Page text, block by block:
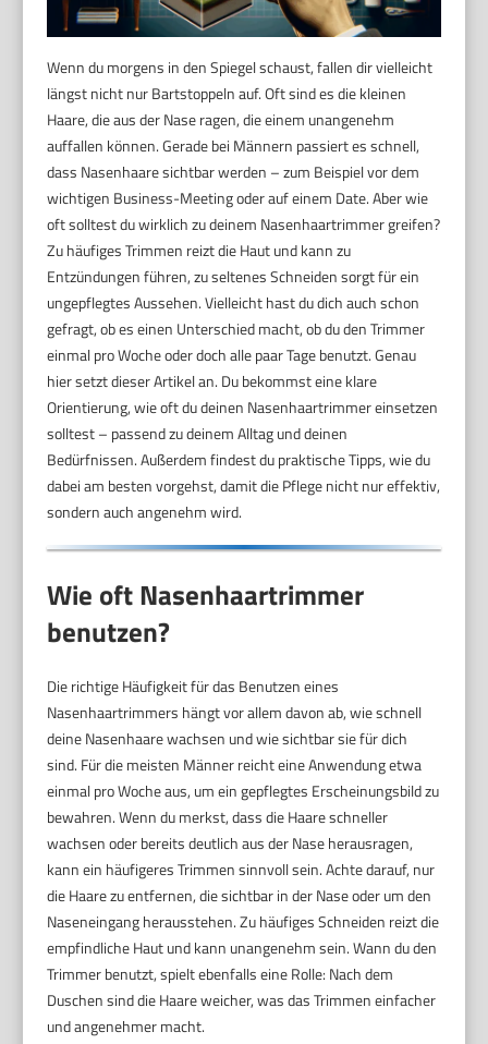
Wenn du morgens in den Spiegel schaust, fallen dir vielleicht
längst nicht nur Bartstoppeln auf. Oft sind es die kleinen
Haare, die aus der Nase ragen, die einem unangenehm
auffallen können. Gerade bei Männern passiert es schnell,
dass Nasenhaare sichtbar werden – zum Beispiel vor dem
wichtigen Business-Meeting oder auf einem Date. Aber wie
oft solltest du wirklich zu deinem Nasenhaartrimmer greifen?
Zu häufiges Trimmen reizt die Haut und kann zu
Entzündungen führen, zu seltenes Schneiden sorgt für ein
ungepflegtes Aussehen. Vielleicht hast du dich auch schon
gefragt, ob es einen Unterschied macht, ob du den Trimmer
einmal pro Woche oder doch alle paar Tage benutzt. Genau
hier setzt dieser Artikel an. Du bekommst eine klare
Orientierung, wie oft du deinen Nasenhaartrimmer einsetzen
solltest – passend zu deinem Alltag und deinen
Bedürfnissen. Außerdem findest du praktische Tipps, wie du
dabei am besten vorgehst, damit die Pflege nicht nur effektiv,
sondern auch angenehm wird.
Wie oft Nasenhaartrimmer
benutzen?
Die richtige Häufigkeit für das Benutzen eines
Nasenhaartrimmers hängt vor allem davon ab, wie schnell
deine Nasenhaare wachsen und wie sichtbar sie für dich
sind. Für die meisten Männer reicht eine Anwendung etwa
einmal pro Woche aus, um ein gepflegtes Erscheinungsbild zu
bewahren. Wenn du merkst, dass die Haare schneller
wachsen oder bereits deutlich aus der Nase herausragen,
kann ein häufigeres Trimmen sinnvoll sein. Achte darauf, nur
die Haare zu entfernen, die sichtbar in der Nase oder um den
Naseneingang herausstehen. Zu häufiges Schneiden reizt die
empfindliche Haut und kann unangenehm sein. Wann du den
Trimmer benutzt, spielt ebenfalls eine Rolle: Nach dem
Duschen sind die Haare weicher, was das Trimmen einfacher
und angenehmer macht.